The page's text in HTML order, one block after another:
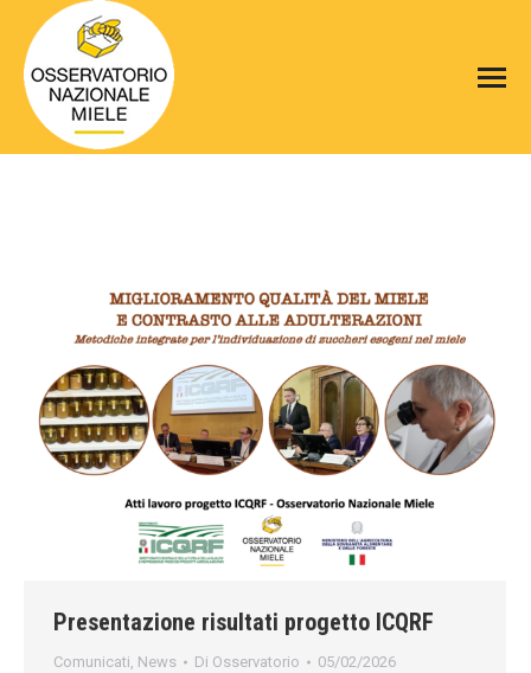
Presentazione risultati progetto ICQRF
Comunicati, News Di Osservatorio 05/02/2026